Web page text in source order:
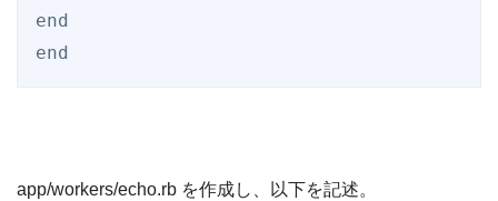
end
end
app/workers/echo.rb を作成し、以下を記述。